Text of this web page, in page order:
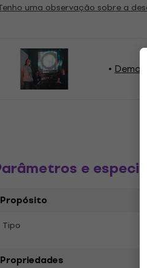
uma observação sobre a
e
Propósito
Tipo
Propriedades